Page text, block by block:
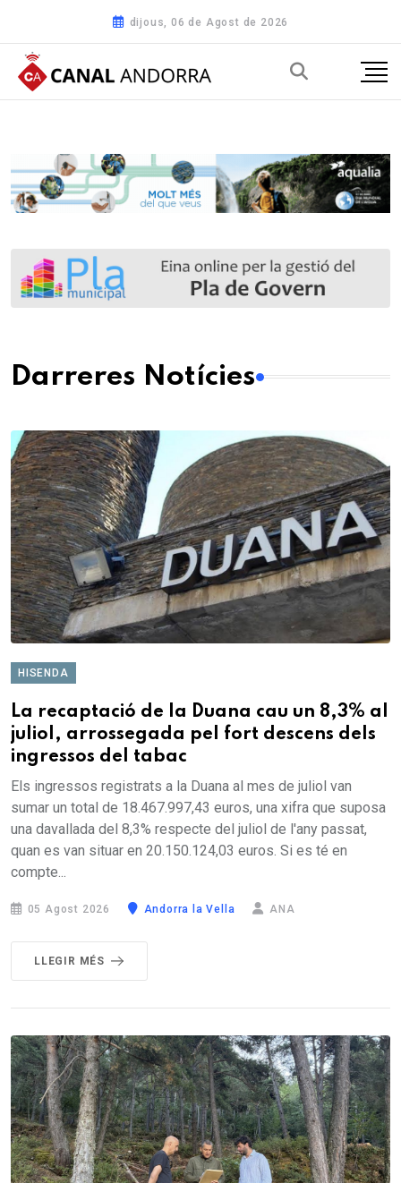
dijous, 06 de Agost de 2026
Darreres Notícies
HISENDA
La recaptació de la Duana cau un 8,3% al
juliol, arrossegada pel fort descens dels
ingressos del tabac
Els ingressos registrats a la Duana al mes de juliol van
sumar un total de 18.467.997,43 euros, una xifra que suposa
una davallada del 8,3% respecte del juliol de l'any passat,
quan es van situar en 20.150.124,03 euros. Si es té en
compte...
05 Agost 2026 Andorra la Vella ANA
LLEGIR MÉS